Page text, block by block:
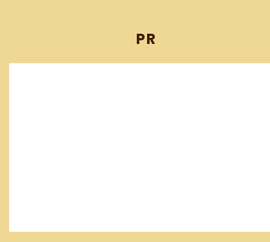
PR